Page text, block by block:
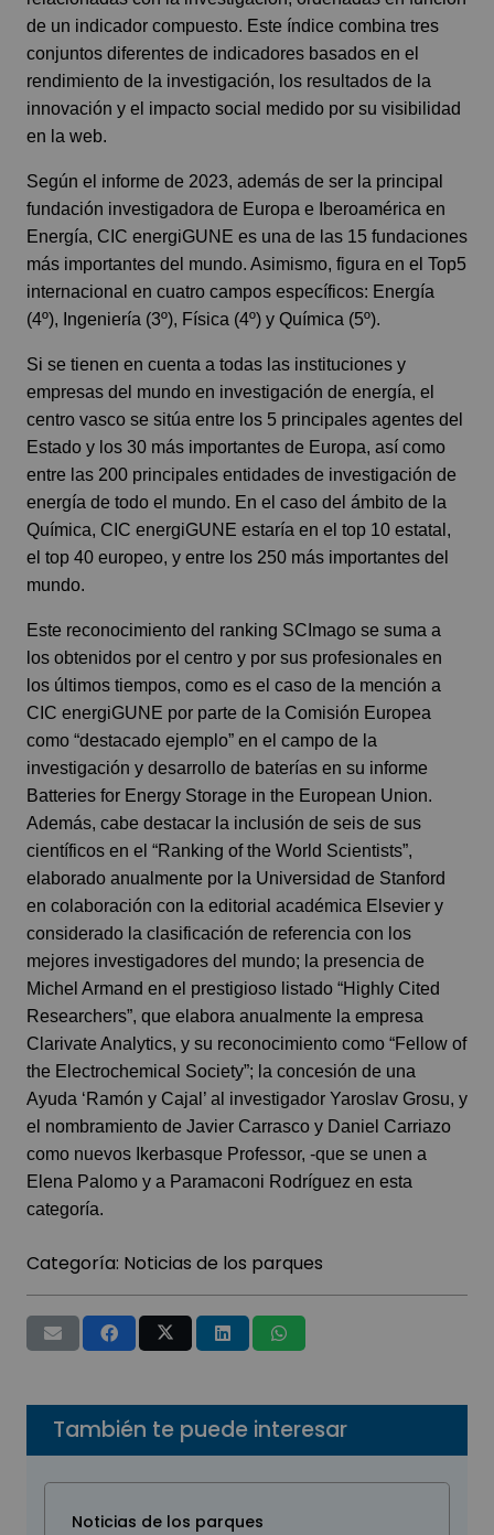
de un indicador compuesto. Este índice combina tres
conjuntos diferentes de indicadores basados en el
rendimiento de la investigación, los resultados de la
innovación y el impacto social medido por su visibilidad
en la web.
Según el informe de 2023, además de ser la principal
fundación investigadora de Europa e Iberoamérica en
Energía, CIC energiGUNE es una de las 15 fundaciones
más importantes del mundo. Asimismo, figura en el Top5
internacional en cuatro campos específicos: Energía
(4º), Ingeniería (3º), Física (4º) y Química (5º).
Si se tienen en cuenta a todas las instituciones y
empresas del mundo en investigación de energía, el
centro vasco se sitúa entre los 5 principales agentes del
Estado y los 30 más importantes de Europa, así como
entre las 200 principales entidades de investigación de
energía de todo el mundo. En el caso del ámbito de la
Química, CIC energiGUNE estaría en el top 10 estatal,
el top 40 europeo, y entre los 250 más importantes del
mundo.
Este reconocimiento del ranking SCImago se suma a
los obtenidos por el centro y por sus profesionales en
los últimos tiempos, como es el caso de la mención a
CIC energiGUNE por parte de la Comisión Europea
como “destacado ejemplo” en el campo de la
investigación y desarrollo de baterías en su informe
Batteries for Energy Storage in the European Union.
Además, cabe destacar la inclusión de seis de sus
científicos en el “Ranking of the World Scientists”,
elaborado anualmente por la Universidad de Stanford
en colaboración con la editorial académica Elsevier y
considerado la clasificación de referencia con los
mejores investigadores del mundo; la presencia de
Michel Armand en el prestigioso listado “Highly Cited
Researchers”, que elabora anualmente la empresa
Clarivate Analytics, y su reconocimiento como “Fellow of
the Electrochemical Society”; la concesión de una
Ayuda ‘Ramón y Cajal’ al investigador Yaroslav Grosu, y
el nombramiento de Javier Carrasco y Daniel Carriazo
como nuevos Ikerbasque Professor, -que se unen a
Elena Palomo y a Paramaconi Rodríguez en esta
categoría.
Categoría: Noticias de los parques
También te puede interesar
Noticias de los parques